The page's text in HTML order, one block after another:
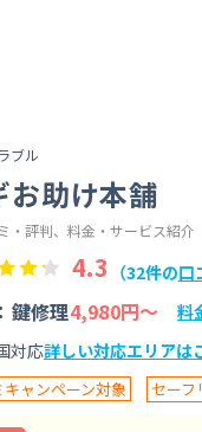
ブル
お助け本舗
・評判、料金・サービス紹介
4.3 （32件の口
鍵修理4,980円〜
料
対応詳しい対応エリアは
キャンペーン対象 セーフ